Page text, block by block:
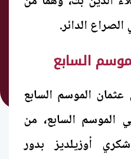
الدائر.
السابع
الموسم السابع
الموسم السابع، من
أوزيلديز بدور